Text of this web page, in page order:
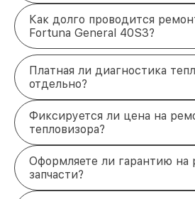
Как долго проводится
Fortuna General 40S3?
Платная ли диагностика
отдельно?
Фиксируется ли цена на
тепловизора?
Оформляете ли гарантию на
запчасти?